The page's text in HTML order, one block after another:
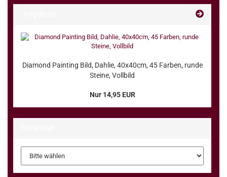
Diamond Painting Bild, Dahlie, 40x40cm, 45 Farben, runde
Steine, Vollbild
Nur 14,95 EUR